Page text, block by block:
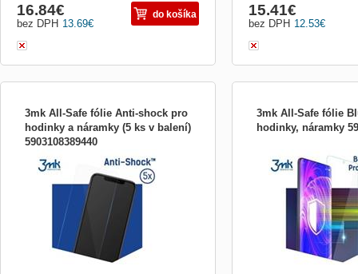
13.69€
bez DPH
16.84€ do košíka
12.53€
bez DPH
15.41€
3mk All-Safe fólie Anti-shock pro
hodinky a náramky (5 ks v balení)
5903108389440
pre vaše zariadenie pre systém All-Safe.
Fólia nie je použiteľná samostatne. Fóliu
možno vystrihnúť na požadovaný model
telefónu pomocou štartovacej sady 3mk
All-Safe (eD ID: 1403186). Zvyšuje
životnosť displeja o...
3mk All-Safe fólie
hodinky, náramky
Predná ochrana
vaše zariadenie All-Safe.
oči pred &quot;modrým
Fólia nie je použiteľná
možno vystrihnúť na
telefónu pomocou
All-Safe (eD ID: